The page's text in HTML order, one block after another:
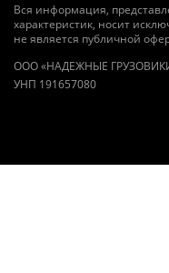
Вся информация,
характеристик, носит
не является публичной
OOO «НАДЕЖНЫЕ
УНП 191657080